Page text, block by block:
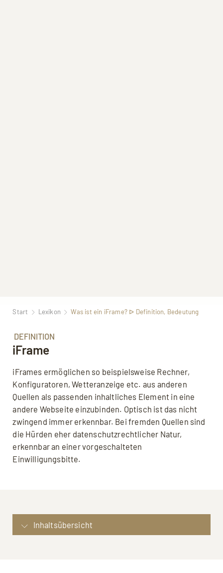
Start Lexikon Was ist ein iFrame? ᐅ Definition, Bedeutung
DEFINITION
iFrame
iFrames ermöglichen so beispielsweise Rechner,
Konfiguratoren, Wetteranzeige etc. aus anderen
Quellen als passenden inhaltliches Element in eine
andere Webseite einzubinden. Optisch ist das nicht
zwingend immer erkennbar. Bei fremden Quellen sind
die Hürden eher datenschutzrechtlicher Natur,
erkennbar an einer vorgeschalteten
Einwilligungsbitte.
Inhaltsübersicht